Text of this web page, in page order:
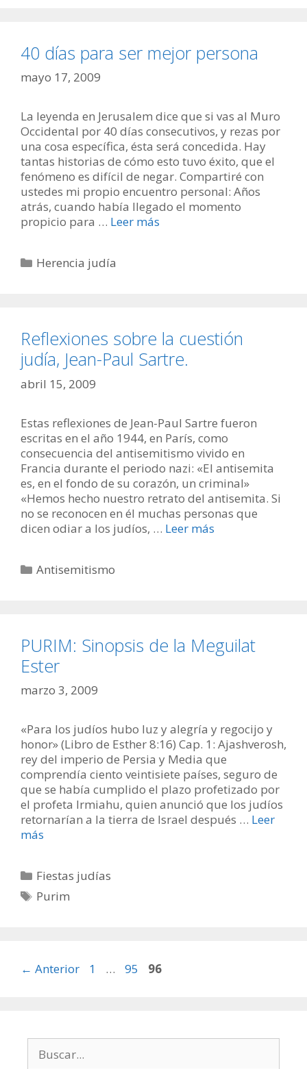
40 días para ser mejor persona
mayo 17, 2009
La leyenda en Jerusalem dice que si vas al Muro
Occidental por 40 días consecutivos, y rezas por
una cosa específica, ésta será concedida. Hay
tantas historias de cómo esto tuvo éxito, que el
fenómeno es difícil de negar. Compartiré con
ustedes mi propio encuentro personal: Años
atrás, cuando había llegado el momento
propicio para … Leer más
Categorías
Herencia judía
Reflexiones sobre la cuestión
judía, Jean-Paul Sartre.
abril 15, 2009
Estas reflexiones de Jean-Paul Sartre fueron
escritas en el año 1944, en París, como
consecuencia del antisemitismo vivido en
Francia durante el periodo nazi: «El antisemita
es, en el fondo de su corazón, un criminal»
«Hemos hecho nuestro retrato del antisemita. Si
no se reconocen en él muchas personas que
dicen odiar a los judíos, … Leer más
Categorías
Antisemitismo
PURIM: Sinopsis de la Meguilat
Ester
marzo 3, 2009
«Para los judíos hubo luz y alegría y regocijo y
honor» (Libro de Esther 8:16) Cap. 1: Ajashverosh,
rey del imperio de Persia y Media que
comprendía ciento veintisiete países, seguro de
que se había cumplido el plazo profetizado por
el profeta Irmiahu, quien anunció que los judíos
retornarían a la tierra de Israel después … Leer
más
Categorías
Fiestas judías
Etiquetas
Purim
← Anterior Página
1 … Página
95 Página
96